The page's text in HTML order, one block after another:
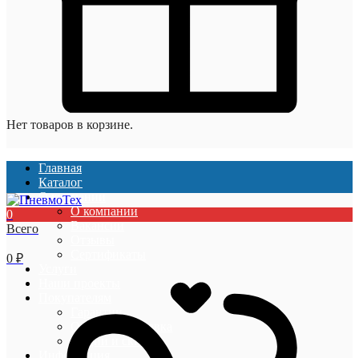
Нет товаров в корзине.
Главная
Каталог
О компании
О компании
Вакансии
Гарантии
Оплата и доставка
Акции и скидки
0
Всего
0 ₽